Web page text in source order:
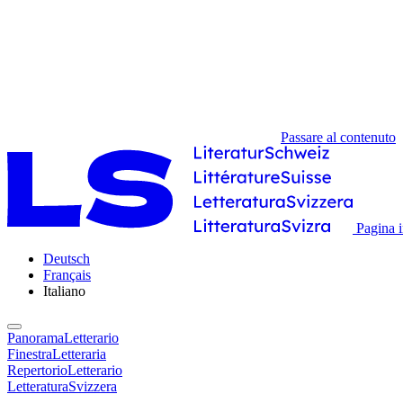
Passare al contenuto
Pagina
Deutsch
Français
Italiano
PanoramaLetterario
FinestraLetteraria
RepertorioLetterario
LetteraturaSvizzera